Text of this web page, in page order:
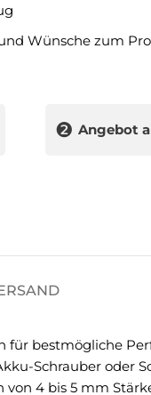
Wünsche zum
❷ Angebot
bestmögliche
Schrauber oder
4 bis 5 mm